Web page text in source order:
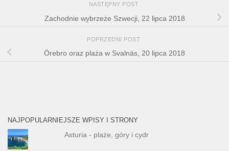
NASTĘPNY POST
Zachodnie wybrzeże Szwecji, 22 lipca 2018
POPRZEDNI POST
Örebro oraz plaża w Svalnäs, 20 lipca 2018
NAJPOPULARNIEJSZE WPISY I STRONY
Asturia - plaże, góry i cydr